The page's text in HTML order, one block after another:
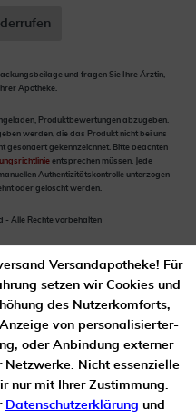
und fragen Sie Ihre Ärztin,
Apotheke.
Produktbewertungen abzugeben.
werden, die das Produkt nicht bei uns
gesondert gekennzeichnet. Bitte beachten
entsprechen müssen. Jede
Authentizitätskontrolle unterzogen
oder gelöscht werden.
- Alle Rechte vorbehalten
Versandapotheke! Für
setzen wir Cookies und
des Nutzerkomforts,
von personalisierter-
oder Anbindung externer
Nicht essenzielle
nur mit Ihrer Zustimmung.
Datenschutzerklärung und